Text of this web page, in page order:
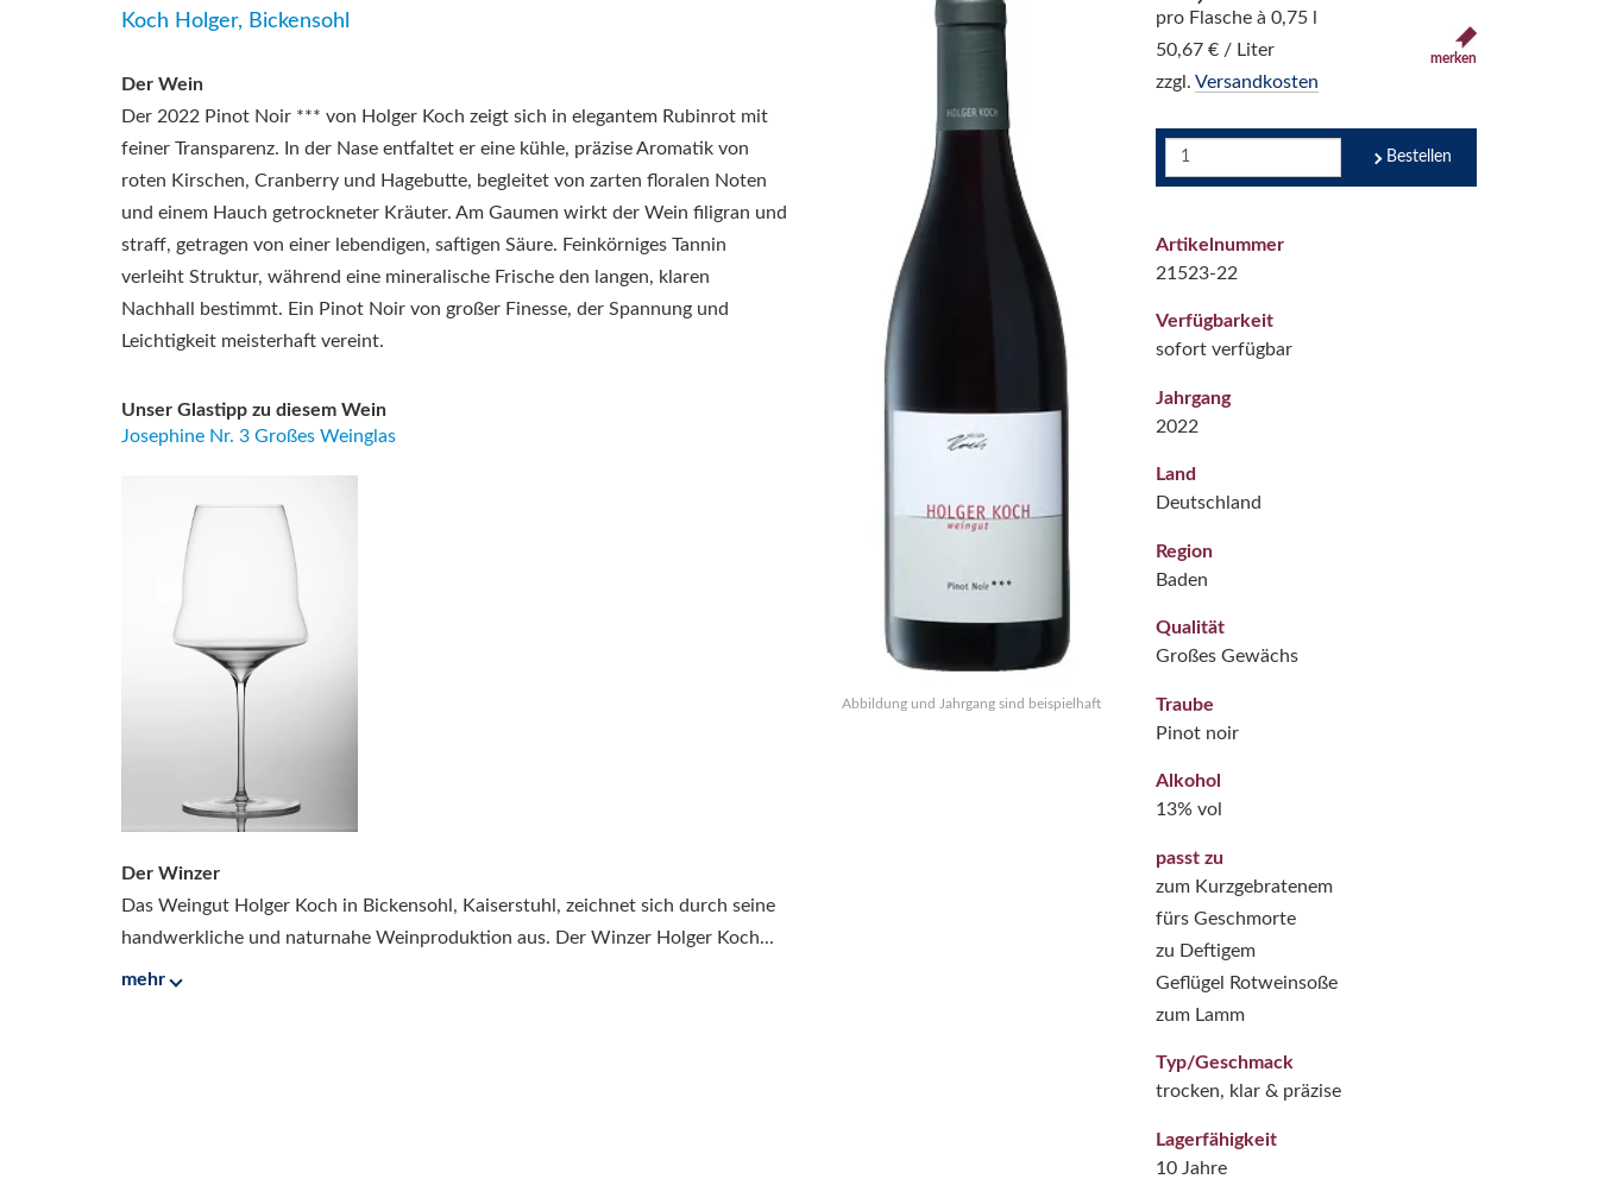
Koch Holger, Bickensohl
Der Wein
Der 2022 Pinot Noir *** von Holger Koch zeigt sich in elegantem Rubinrot mit
feiner Transparenz. In der Nase entfaltet er eine kühle, präzise Aromatik von
roten Kirschen, Cranberry und Hagebutte, begleitet von zarten floralen Noten
und einem Hauch getrockneter Kräuter. Am Gaumen wirkt der Wein filigran und
straff, getragen von einer lebendigen, saftigen Säure. Feinkörniges Tannin
verleiht Struktur, während eine mineralische Frische den langen, klaren
Nachhall bestimmt. Ein Pinot Noir von großer Finesse, der Spannung und
Leichtigkeit meisterhaft vereint.
Unser Glastipp zu diesem Wein
Josephine Nr. 3 Großes Weinglas
Der Winzer
Das Weingut Holger Koch in Bickensohl, Kaiserstuhl, zeichnet sich durch seine
handwerkliche und naturnahe Weinproduktion aus. Der Winzer Holger Koch...
mehr
Abbildung und Jahrgang sind beispielhaft
pro Flasche à 0,75 l
50,67 € / Liter
zzgl. Versandkosten
merken
Bestellen
Artikelnummer
21523-22
Verfügbarkeit
sofort verfügbar
Jahrgang
2022
Land
Deutschland
Region
Baden
Qualität
Großes Gewächs
Traube
Pinot noir
Alkohol
13% vol
passt zu
zum Kurzgebratenem
fürs Geschmorte
zu Deftigem
Geflügel Rotweinsoße
zum Lamm
Typ/Geschmack
trocken, klar & präzise
Lagerfähigkeit
10 Jahre